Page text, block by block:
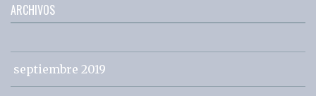
ARCHIVOS
septiembre 2019